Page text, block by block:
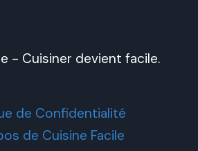
- Cuisiner devient facile.
de Confidentialité
de Cuisine Facile